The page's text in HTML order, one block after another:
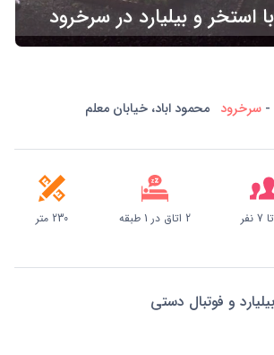
استخر و بیلیارد در سرخرود
سرخرودمحمود اباد، خیابان معلم
2 اتاق در 1 طبقه 230 متر
و فوتبال دستی